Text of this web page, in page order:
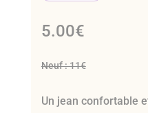
5.00€
Neuf : 11€
Un jean confortable